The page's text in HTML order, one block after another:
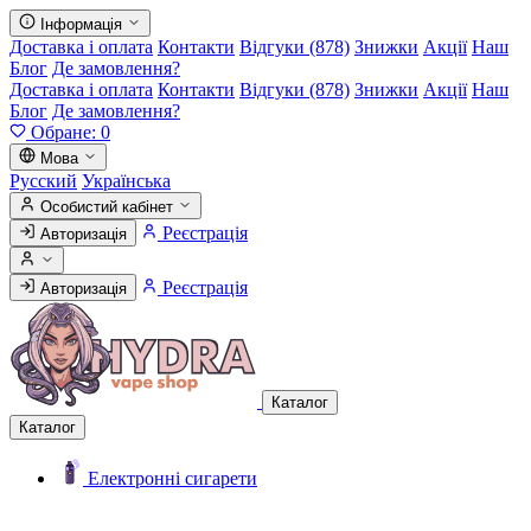
Інформація
Доставка і оплата Контакти Відгуки (878) Знижки Акції Наш
Блог Де замовлення?
Доставка і оплата Контакти Відгуки (878) Знижки Акції Наш
Блог Де замовлення?
Обране: 0
Мова
Русский Українська
Особистий кабінет
Авторизація
Реєстрація
Авторизація Реєстрація
Каталог
Каталог
Електронні сигарети